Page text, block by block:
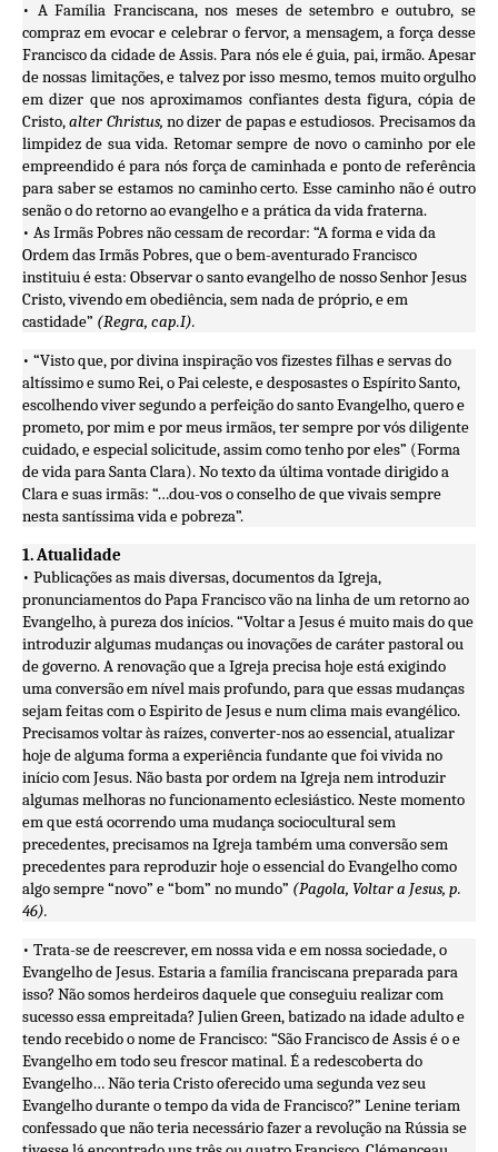
• A Família Franciscana, nos meses de setembro e outubro, se
compraz em evocar e celebrar o fervor, a mensagem, a força desse
Francisco da cidade de Assis. Para nós ele é guia, pai, irmão. Apesar
de nossas limitações, e talvez por isso mesmo, temos muito orgulho
em dizer que nos aproximamos confiantes desta figura, cópia de
Cristo,alter Christus, no dizer de papas e estudiosos. Precisamos da
limpidez de sua vida. Retomar sempre de novo o caminho por ele
empreendido é para nós força de caminhada e ponto de referência
para saber se estamos no caminho certo. Esse caminho não é outro
senão o do retorno ao evangelho e a prática da vida fraterna.
• As Irmãs Pobres não cessam de recordar: “A forma e vida da
Ordem das Irmãs Pobres, que o bem-aventurado Francisco
instituiu é esta: Observar o santo evangelho de nosso Senhor Jesus
Cristo, vivendo em obediência, sem nada de próprio, e em
castidade” (Regra, cap.I).
• “Visto que, por divina inspiração vos fizestes filhas e servas do
altíssimo e sumo Rei, o Pai celeste, e desposastes o Espírito Santo,
escolhendo viver segundo a perfeição do santo Evangelho, quero e
prometo, por mim e por meus irmãos, ter sempre por vós diligente
cuidado, e especial solicitude, assim como tenho por eles” (Forma
de vida para Santa Clara). No texto da última vontade dirigido a
Clara e suas irmãs: “…dou-vos o conselho de que vivais sempre
nesta santíssima vida e pobreza”.
1. Atualidade
• Publicações as mais diversas, documentos da Igreja,
pronunciamentos do Papa Francisco vão na linha de um retorno ao
Evangelho, à pureza dos inícios. “Voltar a Jesus é muito mais do que
introduzir algumas mudanças ou inovações de caráter pastoral ou
de governo. A renovação que a Igreja precisa hoje está exigindo
uma conversão em nível mais profundo, para que essas mudanças
sejam feitas com o Espirito de Jesus e num clima mais evangélico.
Precisamos voltar às raízes, converter-nos ao essencial, atualizar
hoje de alguma forma a experiência fundante que foi vivida no
início com Jesus. Não basta por ordem na Igreja nem introduzir
algumas melhoras no funcionamento eclesiástico. Neste momento
em que está ocorrendo uma mudança sociocultural sem
precedentes, precisamos na Igreja também uma conversão sem
precedentes para reproduzir hoje o essencial do Evangelho como
algo sempre “novo” e “bom” no mundo” (Pagola, Voltar a Jesus, p.
46).
• Trata-se de reescrever, em nossa vida e em nossa sociedade, o
Evangelho de Jesus. Estaria a família franciscana preparada para
isso? Não somos herdeiros daquele que conseguiu realizar com
sucesso essa empreitada? Julien Green, batizado na idade adulto e
tendo recebido o nome de Francisco: “São Francisco de Assis é o e
Evangelho em todo seu frescor matinal. É a redescoberta do
Evangelho… Não teria Cristo oferecido uma segunda vez seu
Evangelho durante o tempo da vida de Francisco?” Lenine teriam
confessado que não teria necessário fazer a revolução na Rússia se